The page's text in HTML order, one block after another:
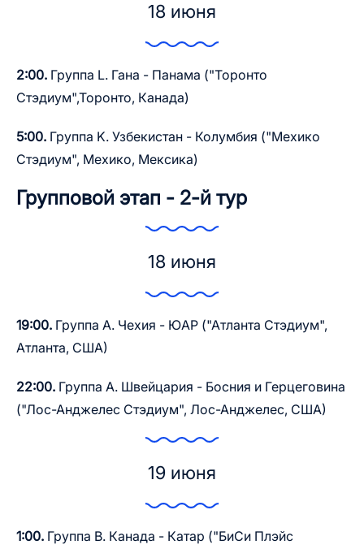
18 июня
2:00. Группа L. Гана - Панама ("Торонто
Стэдиум",Торонто, Канада)
5:00. Группа K. Узбекистан - Колумбия ("Мехико
Стэдиум", Мехико, Мексика)
Групповой этап - 2-й тур
18 июня
19:00. Группа A. Чехия - ЮАР ("Атланта Стэдиум",
Атланта, США)
22:00. Группа A. Швейцария - Босния и Герцеговина
("Лос-Анджелес Стэдиум", Лос-Анджелес, США)
19 июня
1:00. Группа B. Канада - Катар ("БиСи Плэйс